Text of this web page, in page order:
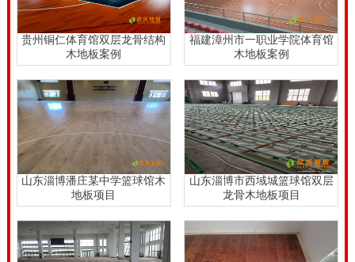
贵州铜仁体育馆双层龙骨结构
木地板案例
福建漳州市一职业学院体育馆
木地板案例
山东淄博潘庄某中学篮球馆木
地板项目
山东淄博市西域城篮球馆双层
龙骨木地板项目